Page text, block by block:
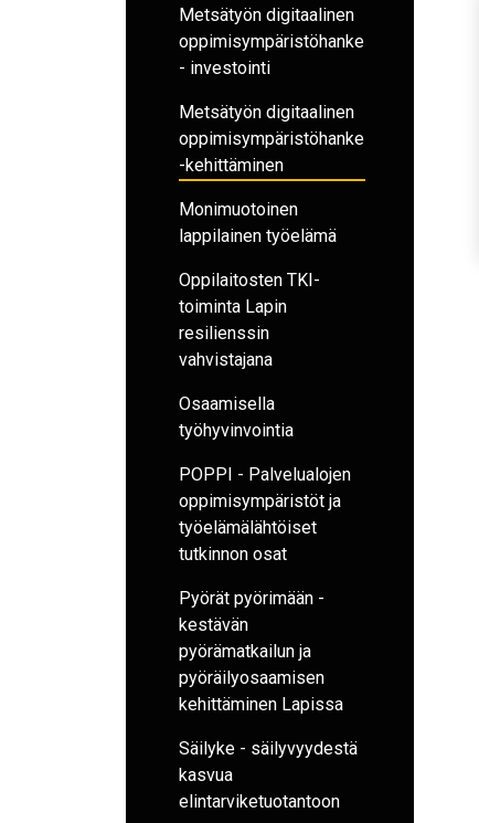
Metsätyön digitaalinen
oppimisympäristöhanke
- investointi
Metsätyön digitaalinen
oppimisympäristöhanke
-kehittäminen
Monimuotoinen
lappilainen työelämä
Oppilaitosten TKI-
toiminta Lapin
resilienssin
vahvistajana
Osaamisella
työhyvinvointia
POPPI - Palvelualojen
oppimisympäristöt ja
työelämälähtöiset
tutkinnon osat
Pyörät pyörimään -
kestävän
pyörämatkailun ja
pyöräilyosaamisen
kehittäminen Lapissa
Säilyke - säilyvyydestä
kasvua
elintarviketuotantoon